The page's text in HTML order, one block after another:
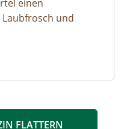
einen
und
FLATTERN